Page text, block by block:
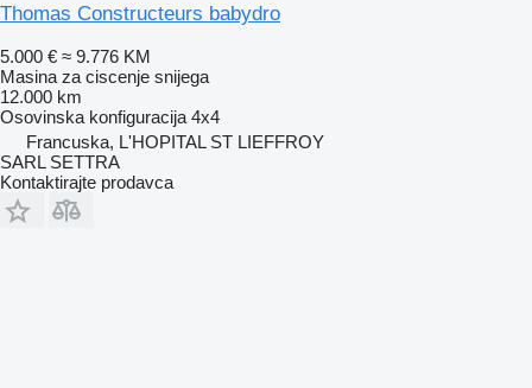
Thomas Constructeurs babydro
5.000 € ≈ 9.776 KM
Masina za ciscenje snijega
12.000 km
Osovinska konfiguracija 4x4
Francuska, L'HOPITAL ST LIEFFROY
SARL SETTRA
Kontaktirajte prodavca